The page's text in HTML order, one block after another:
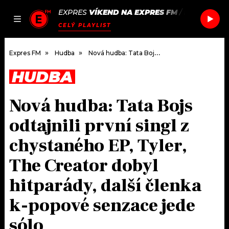
JAK
SEZNAM.CZ
EXPRES VÍKEND NA EXPRES FM/ HUGEL &
CELÝ PLAYLIST
DOMŮ
ČLÁNKY
AKTUÁLNĚ
HUDBA
ROZHOVORY
#NEBUDUDOMA
PODCASTY
JAK NALADIT
RÁDIO
APLIKACE
SOUTĚŽE
Expres FM Hudba Nová hudba: Tata Bojs odtajnili první singl z chystaného EP, Tyler, The Creator dobyl hitparády, další členka k-popové senzace jede sólo
HUDBA
Nová hudba: Tata Bojs
odtajnili první singl z
chystaného EP, Tyler,
The Creator dobyl
hitparády, další členka
k-popové senzace jede